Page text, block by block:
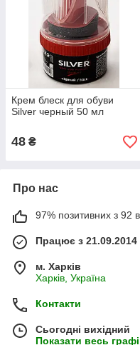
Крем блеск для обуви
Silver черный 50 мл
48 ₴
Про нас
97% позитивних з 92
Працює з 21.09.2014
м. Харків
Харків, Україна
Контакти
Сьогодні вихідний
Показати весь